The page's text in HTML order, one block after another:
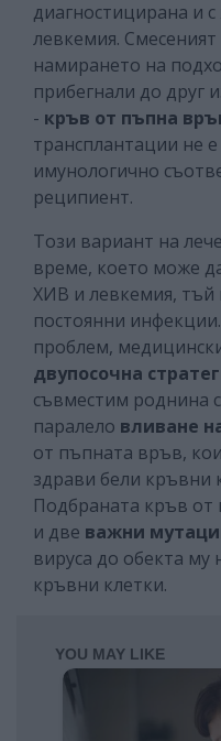
диагностицирана и
левкемия.
намирането на
прибегнали до друг
- кръв от пъпна
трансплантации не
имунологично
реципиент.
Този вариант на
време, което може
ХИВ и левкемия, тъй
постоянни
проблем,
двупосочна
съвместим роднина
паралело вливане
от пъпната връв,
здрави бели кръвни
Подбраната кръв от
и две важни
вируса до обекта
кръвни клетки.